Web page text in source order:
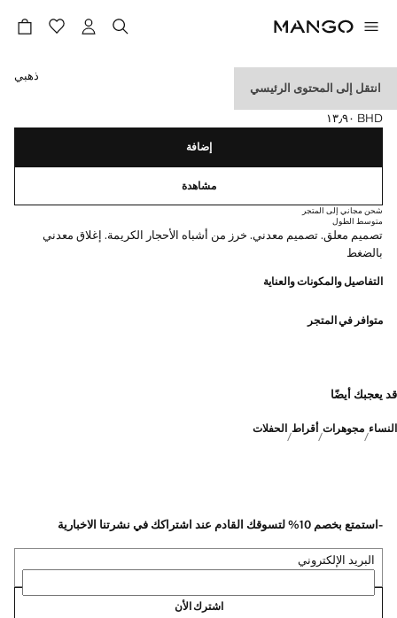
انتقل إلى المحتوى الرئيسي
أقراط معلقة بالحجر
السعر الحالي [BHD ١٣٫٩٠ ]
BHD ١٣٫٩٠
حدد اللون
ذهبي
إضافة
مشاهدة
شحن مجاني إلى المتجر
متوسط الطول
تصميم معلق. تصميم معدني. خرز من أشباه الأحجار الكريمة. إغلاق معدني
بالضغط
التفاصيل والمكونات والعناية
متوافر في المتجر
قد يعجبك أيضًا
النساء مجوهرات أقراط الحفلات
-استمتع بخصم 10% لتسوقك القادم عند اشتراكك في نشرتنا الاخبارية
البريد الإلكتروني
اشترك الأن